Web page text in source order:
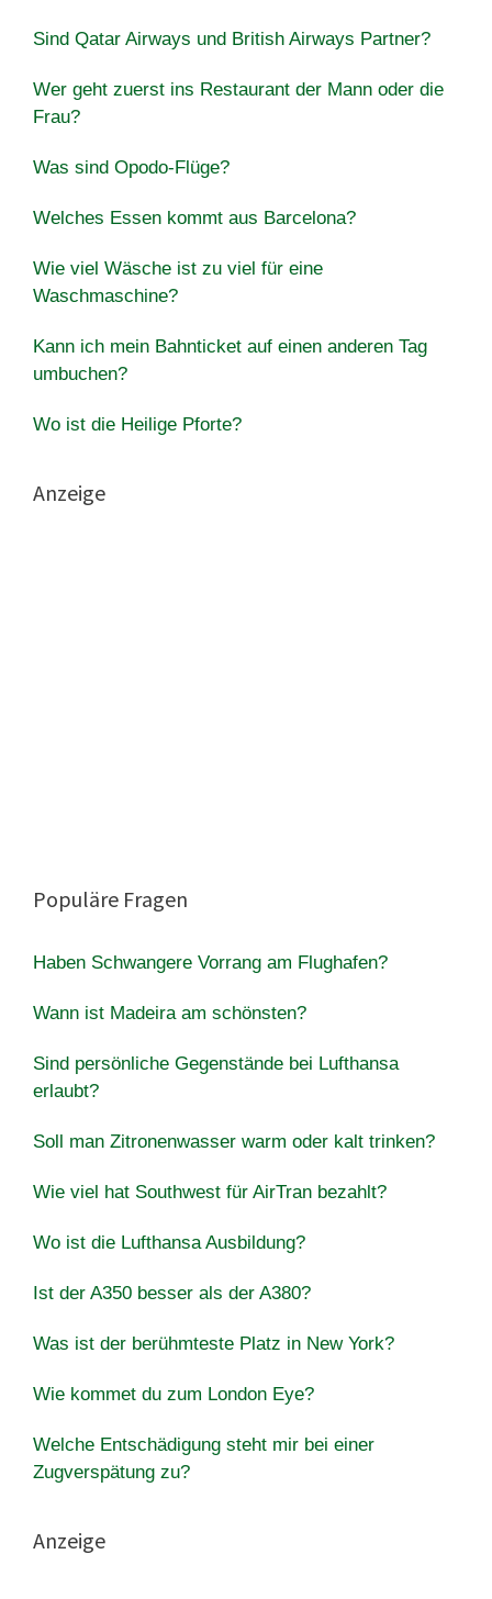
Sind Qatar Airways und British Airways Partner?
Wer geht zuerst ins Restaurant der Mann oder die
Frau?
Was sind Opodo-Flüge?
Welches Essen kommt aus Barcelona?
Wie viel Wäsche ist zu viel für eine
Waschmaschine?
Kann ich mein Bahnticket auf einen anderen Tag
umbuchen?
Wo ist die Heilige Pforte?
Anzeige
Populäre Fragen
Haben Schwangere Vorrang am Flughafen?
Wann ist Madeira am schönsten?
Sind persönliche Gegenstände bei Lufthansa
erlaubt?
Soll man Zitronenwasser warm oder kalt trinken?
Wie viel hat Southwest für AirTran bezahlt?
Wo ist die Lufthansa Ausbildung?
Ist der A350 besser als der A380?
Was ist der berühmteste Platz in New York?
Wie kommet du zum London Eye?
Welche Entschädigung steht mir bei einer
Zugverspätung zu?
Anzeige